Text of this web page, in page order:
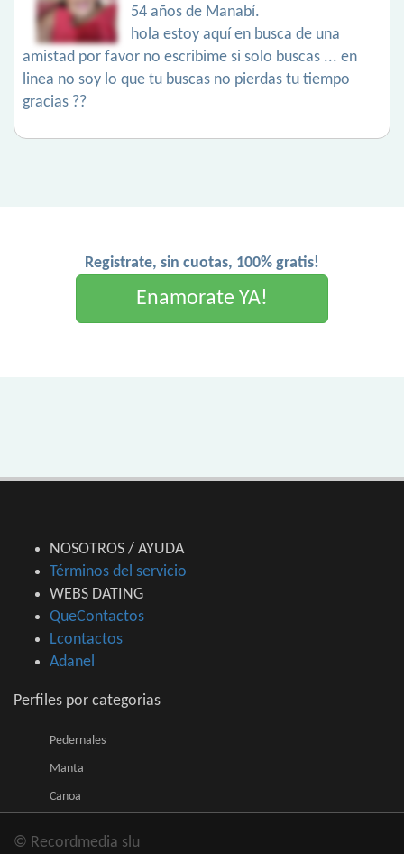
54 años de Manabí.
hola estoy aquí en busca de una
amistad por favor no escribime si solo buscas ... en
linea no soy lo que tu buscas no pierdas tu tiempo
gracias ??
Registrate, sin cuotas, 100% gratis!
Enamorate YA!
NOSOTROS / AYUDA
Términos del servicio
WEBS DATING
QueContactos
Lcontactos
Adanel
Perfiles por categorias
Pedernales
Manta
Canoa
© Recordmedia slu